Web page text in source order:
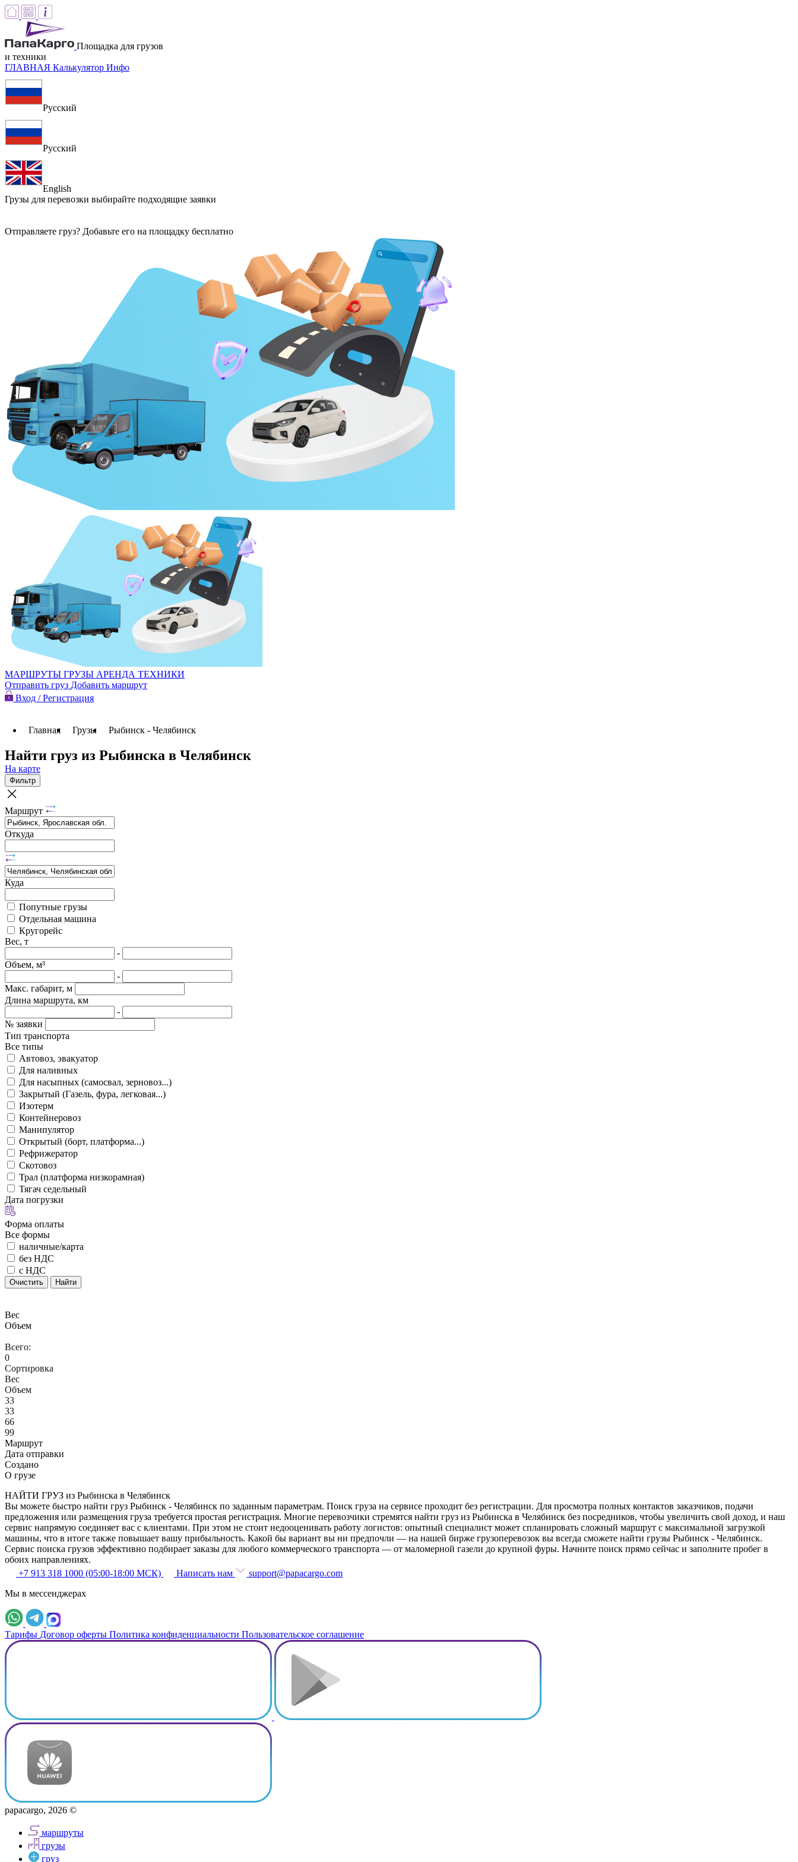
Площадка для грузов
и техники
ГЛАВНАЯ Калькулятор Инфо
Русский
Русский
English
Грузы для перевозки выбирайте подходящие заявки
Отправляете груз? Добавьте его на площадку бесплатно
МАРШРУТЫ ГРУЗЫ АРЕНДА ТЕХНИКИ
Отправить груз Добавить маршрут
Вход / Регистрация
Главная Грузы Рыбинск - Челябинск
Найти груз из Рыбинска в Челябинск
На карте
Фильтр
Маршрут
Откуда
Куда
Попутные грузы
Отдельная машина
Кругорейс
Вес, т
-
Объем, м³
-
Макс. габарит, м
Длина маршрута, км
-
№ заявки
Тип транспорта
Все типы
Автовоз, эвакуатор
Для наливных
Для насыпных (самосвал, зерновоз...)
Закрытый (Газель, фура, легковая...)
Изотерм
Контейнеровоз
Манипулятор
Открытый (борт, платформа...)
Рефрижератор
Скотовоз
Трал (платформа низкорамная)
Тягач седельный
Дата погрузки
Форма оплаты
Все формы
наличные/карта
без НДС
с НДС
Очистить Найти
Вес
Объем
Всего:
0
Сортировка
Вес
Объем
33
33
66
99
Маршрут
Дата отправки
Создано
О грузе
НАЙТИ ГРУЗ из Рыбинска в Челябинск
Вы можете быстро найти груз Рыбинск - Челябинск по заданным параметрам. Поиск груза на сервисе проходит без регистрации. Для просмотра полных контактов заказчиков, подачи
предложения или размещения груза требуется простая регистрация. Многие перевозчики стремятся найти груз из Рыбинска в Челябинск без посредников, чтобы увеличить свой доход, и наш
сервис напрямую соединяет вас с клиентами. При этом не стоит недооценивать работу логистов: опытный специалист может спланировать сложный маршрут с максимальной загрузкой
машины, что в итоге также повышает вашу прибыльность. Какой бы вариант вы ни предпочли — на нашей бирже грузоперевозок вы всегда сможете найти грузы Рыбинск - Челябинск.
Сервис поиска грузов эффективно подбирает заказы для любого коммерческого транспорта — от маломерной газели до крупной фуры. Начните поиск прямо сейчас и заполните пробег в
обоих направлениях.
+7 913 318 1000 (05:00-18:00 МСК)
Написать нам
support@papacargo.com
Мы в мессенджерах
Тарифы Договор оферты Политика конфиденциальности Пользовательское соглашение
papacargo, 2026 ©
маршруты
грузы
груз